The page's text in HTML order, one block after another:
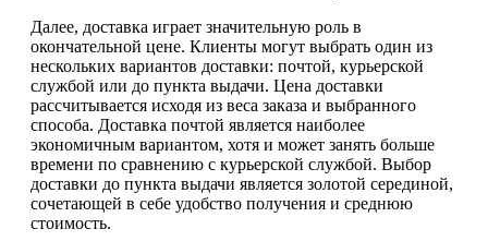
Далее, доставка играет значительную роль в
окончательной цене. Клиенты могут выбрать один из
нескольких вариантов доставки: почтой, курьерской
службой или до пункта выдачи. Цена доставки
рассчитывается исходя из веса заказа и выбранного
способа. Доставка почтой является наиболее
экономичным вариантом, хотя и может занять больше
времени по сравнению с курьерской службой. Выбор
доставки до пункта выдачи является золотой серединой,
сочетающей в себе удобство получения и среднюю
стоимость.